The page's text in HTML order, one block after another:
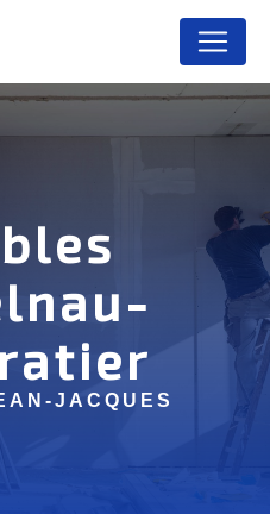
JACQUES